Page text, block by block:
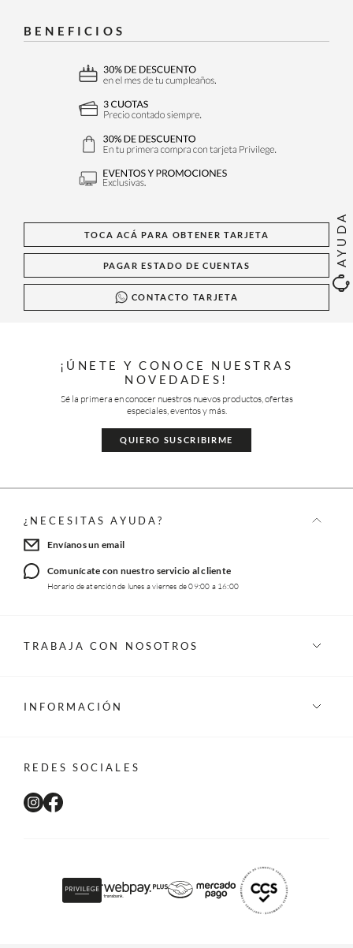
AYUDA
BENEFICIOS
TOCA ACÁ PARA OBTENER TARJETA
PAGAR ESTADO DE CUENTAS
CONTACTO TARJETA
¡ÚNETE Y CONOCE NUESTRAS
NOVEDADES!
Sé la primera en conocer nuestros nuevos productos, ofertas
especiales, eventos y más.
QUIERO SUSCRIBIRME
¿NECESITAS AYUDA?
Envíanos un email
Comunícate con nuestro servicio al cliente
Horario de atención de lunes a viernes de 09:00 a 16:00
TRABAJA CON NOSOTROS
INFORMACIÓN
REDES SOCIALES